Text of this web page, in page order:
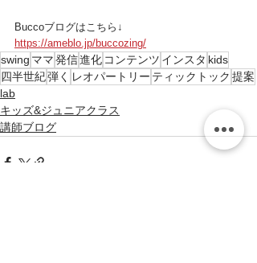
Buccoブログはこちら↓
https://ameblo.jp/buccozing/
swing ママ発信進化 コンテンツ インスタ kids
四半世紀弾く レオパートリー ティックトック 提案
lab
キッズ&ジュニアクラス
講師ブログ